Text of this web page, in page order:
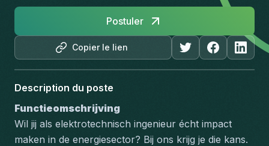
Copier le lien
Postuler
Description du poste
Functieomschrijving
Wil jij als elektrotechnisch ingenieur écht impact
maken in de energiesector? Bij ons krijg je die kans.